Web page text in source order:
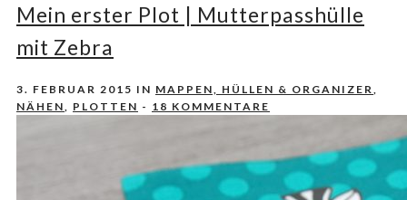
Mein erster Plot | Mutterpasshülle
mit Zebra
3. FEBRUAR 2015 IN MAPPEN, HÜLLEN & ORGANIZER
NÄHEN
PLOTTEN - 18 KOMMENTARE